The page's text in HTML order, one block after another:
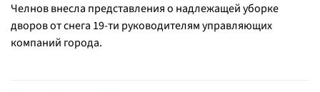
Челнов внесла представления о надлежащей уборке
дворов от снега 19-ти руководителям управляющих
компаний города.